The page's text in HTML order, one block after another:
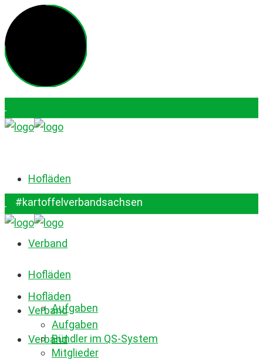
#kartoffelverbandsachsen
Hofläden
Verband
Aufgaben
#kartoffelverbandsachsen
Hofläden
Verband
Hofläden
Verband
Aufgaben
Bündler im QS-System
Mitglieder